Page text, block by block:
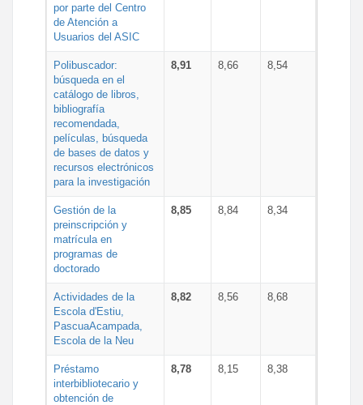
por parte del Centro
de Atención a
Usuarios del ASIC
Polibuscador:
búsqueda en el
catálogo de libros,
bibliografía
recomendada,
películas, búsqueda
de bases de datos y
recursos electrónicos
para la investigación
8,91 8,66 8,54
Gestión de la
preinscripción y
matrícula en
programas de
doctorado
8,85 8,84 8,34
Actividades de la
Escola d'Estiu,
PascuaAcampada,
Escola de la Neu
8,82 8,56 8,68
Préstamo
interbibliotecario y
obtención de
8,78 8,15 8,38